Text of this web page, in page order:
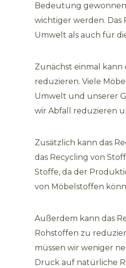
Bedeutung
wichtiger werden. Das
Umwelt als auch für
Zunächst einmal kann
reduzieren. Viele
Umwelt und unserer
wir Abfall reduzieren
Zusätzlich kann das
das Recycling von
Stoffe, da der
von Möbelstoffen
Außerdem kann das
Rohstoffen zu
müssen wir weniger
Druck auf natürliche